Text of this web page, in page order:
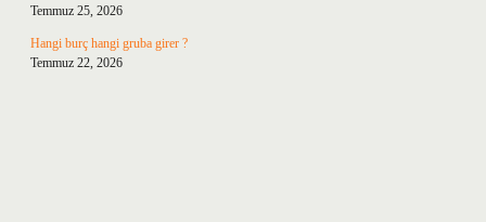
Temmuz 25, 2026
Hangi burç hangi gruba girer ?
Temmuz 22, 2026